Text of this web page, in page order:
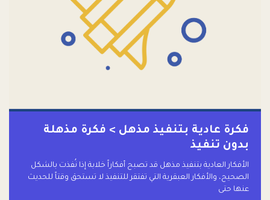
فكرة عادية بتنفيذ مذهل > فكرة مذهلة
بدون تنفيذ
الأفكار العادية بتنفيذ مذهل قد تصبح أفكاراً خلابة إذا نُفذت بالشكل
الصحيح، والأفكار العبقرية التي تفتقر للتنفيذ لا تستحق وقتاً للحديث
عنها حتى